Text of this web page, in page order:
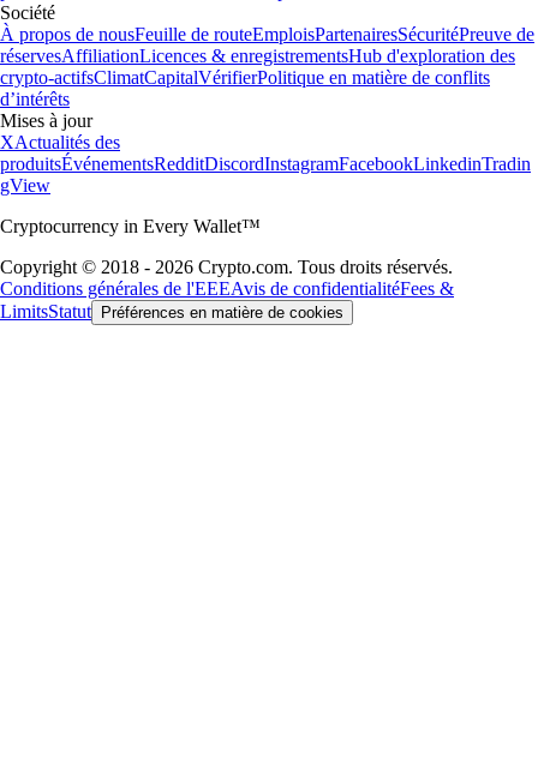
Société
À propos de nousFeuille de routeEmploisPartenairesSécuritéPreuve de
réservesAffiliationLicences & enregistrementsHub d'exploration des
crypto-actifsClimatCapitalVérifierPolitique en matière de conflits
d’intérêts
Mises à jour
XActualités des
produitsÉvénementsRedditDiscordInstagramFacebookLinkedinTradin
gView
Cryptocurrency in Every Wallet™
Copyright © 2018 - 2026 Crypto.com. Tous droits réservés.
Conditions générales de l'EEEAvis de confidentialitéFees &
LimitsStatut Préférences en matière de cookies